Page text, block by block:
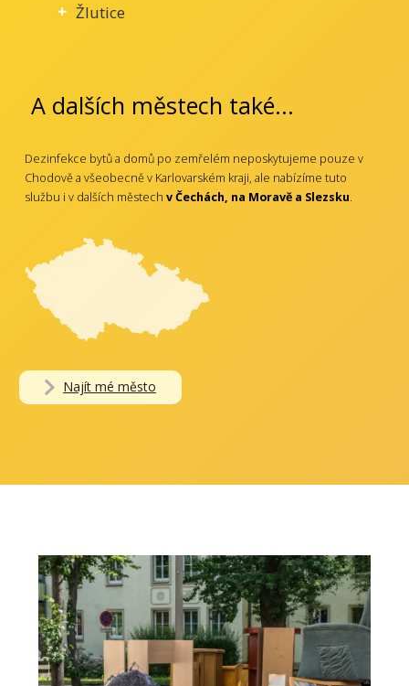
Žlutice
A dalších městech také...
Dezinfekce bytů a domů po zemřelém neposkytujeme pouze v
Chodově a všeobecně v Karlovarském kraji, ale nabízíme tuto
službu i v dalších městechv Čechách, na Moravě a Slezsku.
Najít mé město